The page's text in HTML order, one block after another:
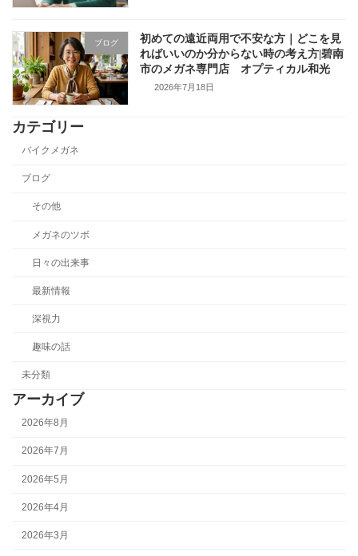
ブログ
初めての遠近両用で不安な方｜どこを見
ればいいのか分からない時の考え方|碧南
市のメガネ専門店 オプティカル和光
2026年7月18日
カテゴリー
バイクメガネ
ブログ
その他
メガネのツボ
日々の出来事
最新情報
深視力
趣味の話
未分類
アーカイブ
2026年8月
2026年7月
2026年5月
2026年4月
2026年3月